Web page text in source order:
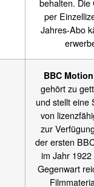
behalten. Die
per
Jahres-Abo
BBC
gehört zu
und stellt eine
von
zur
der ersten
im Jahr
Gegenwart